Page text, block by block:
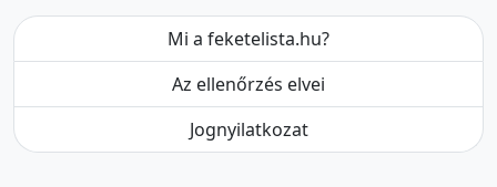
Mi a feketelista.hu?
Az ellenőrzés elvei
Jognyilatkozat